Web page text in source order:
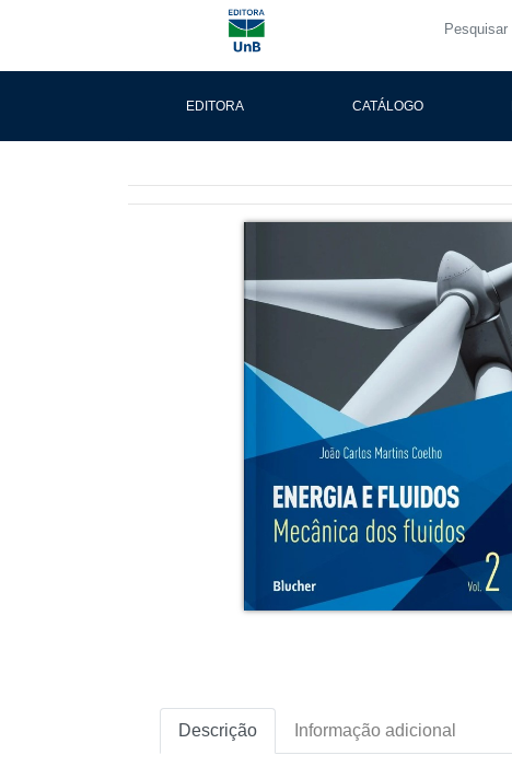
EDITORA CATÁLOGO
Descrição Informação adicional